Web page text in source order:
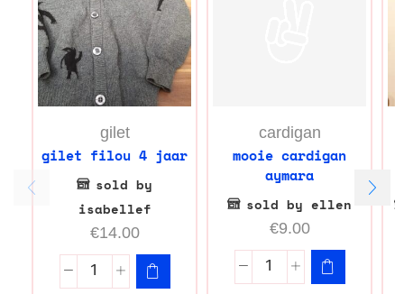
gilet
gilet filou 4 jaar
sold by
isabellef
€14.00
cardigan
mooie cardigan
aymara
sold by ellen
€9.00